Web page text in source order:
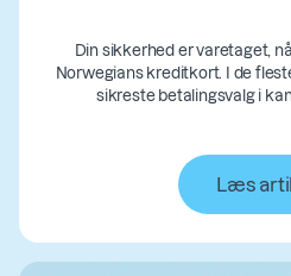
Din sikkerhed er varetaget,
Norwegians kreditkort. I de
sikreste betalingsvalg i
Læs